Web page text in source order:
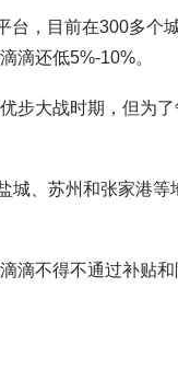
台，目前在300多个
滴还低5%-10%。
步大战时期，但为了
城、苏州和张家港等
滴不得不通过补贴和